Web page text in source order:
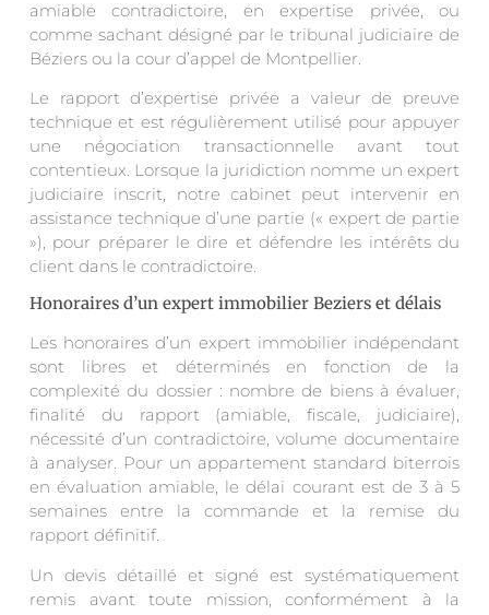
amiable contradictoire, en expertise privée, ou
comme sachant désigné par le tribunal judiciaire de
Béziers ou la cour d’appel de Montpellier.
Le rapport d’expertise privée a valeur de preuve
technique et est régulièrement utilisé pour appuyer
une négociation transactionnelle avant tout
contentieux. Lorsque la juridiction nomme un expert
judiciaire inscrit, notre cabinet peut intervenir en
assistance technique d’une partie (« expert de partie
»), pour préparer le dire et défendre les intérêts du
client dans le contradictoire.
Honoraires d’un expert immobilier Beziers et délais
Les honoraires d’un expert immobilier indépendant
sont libres et déterminés en fonction de la
complexité du dossier : nombre de biens à évaluer,
finalité du rapport (amiable, fiscale, judiciaire),
nécessité d’un contradictoire, volume documentaire
à analyser. Pour un appartement standard biterrois
en évaluation amiable, le délai courant est de 3 à 5
semaines entre la commande et la remise du
rapport définitif.
Un devis détaillé et signé est systématiquement
remis avant toute mission, conformément à la